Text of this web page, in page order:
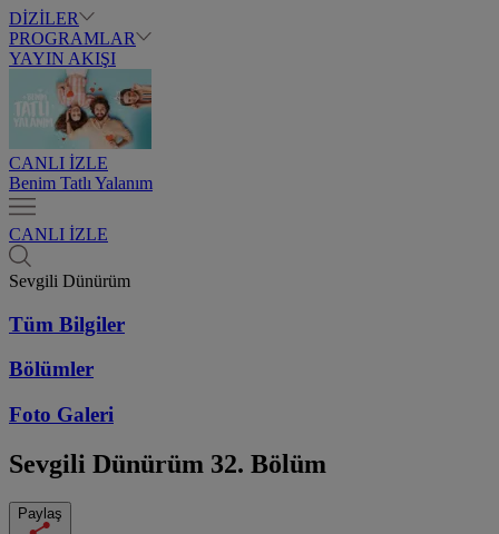
DİZİLER
PROGRAMLAR
YAYIN AKIŞI
CANLI İZLE
Benim Tatlı Yalanım
CANLI İZLE
Sevgili Dünürüm
Tüm Bilgiler
Bölümler
Foto Galeri
Sevgili Dünürüm 32. Bölüm
Paylaş